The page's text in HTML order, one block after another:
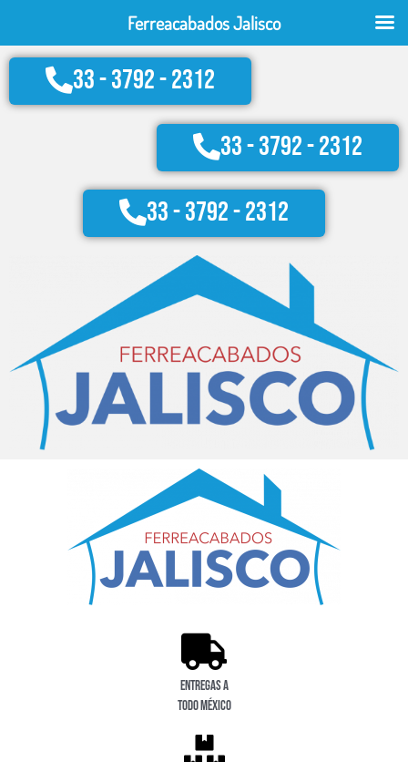
contenido
33 - 3792 - 2312
33 - 3792 - 2312
33 - 3792 - 2312
Entregas a
todo México
Ferreacabados Jalisco